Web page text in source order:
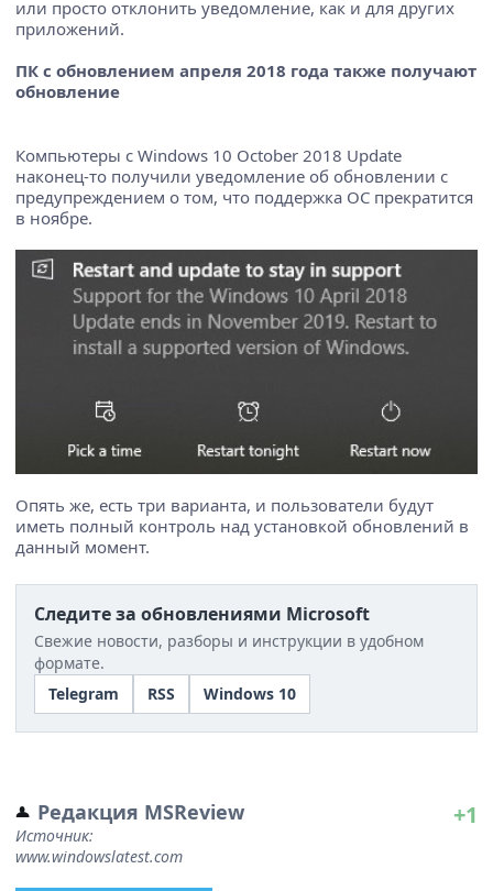
или просто отклонить уведомление, как и для других
приложений.
ПК с обновлением апреля 2018 года также получают
обновление
Компьютеры с Windows 10 October 2018 Update
наконец-то получили уведомление об обновлении с
предупреждением о том, что поддержка ОС прекратится
в ноябре.
Опять же, есть три варианта, и пользователи будут
иметь полный контроль над установкой обновлений в
данный момент.
Следите за обновлениями Microsoft
Свежие новости, разборы и инструкции в удобном
формате.
Telegram
RSS Windows 10
Редакция MSReview
Источник:
www.windowslatest.com
+1